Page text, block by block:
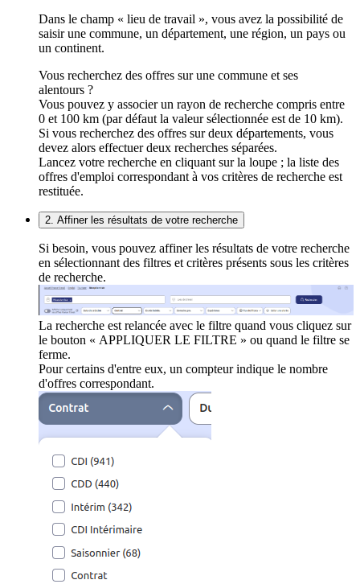
Dans le champ « lieu de travail », vous avez la possibilité de
saisir une commune, un département, une région, un pays ou
un continent.
Vous recherchez des offres sur une commune et ses
alentours ?
Vous pouvez y associer un rayon de recherche compris entre
0 et 100 km (par défaut la valeur sélectionnée est de 10 km).
Si vous recherchez des offres sur deux départements, vous
devez alors effectuer deux recherches séparées.
Lancez votre recherche en cliquant sur la loupe ; la liste des
offres d'emploi correspondant à vos critères de recherche est
restituée.
2. Affiner les résultats de votre recherche
Si besoin, vous pouvez affiner les résultats de votre recherche
en sélectionnant des filtres et critères présents sous les critères
de recherche.
La recherche est relancée avec le filtre quand vous cliquez sur
le bouton « APPLIQUER LE FILTRE » ou quand le filtre se
ferme.
Pour certains d'entre eux, un compteur indique le nombre
d'offres correspondant.